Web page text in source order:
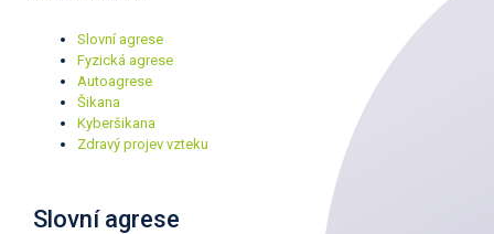
Slovní agrese
Fyzická agrese
Autoagrese
Šikana
Kyberšikana
Zdravý projev vzteku
Slovní agrese